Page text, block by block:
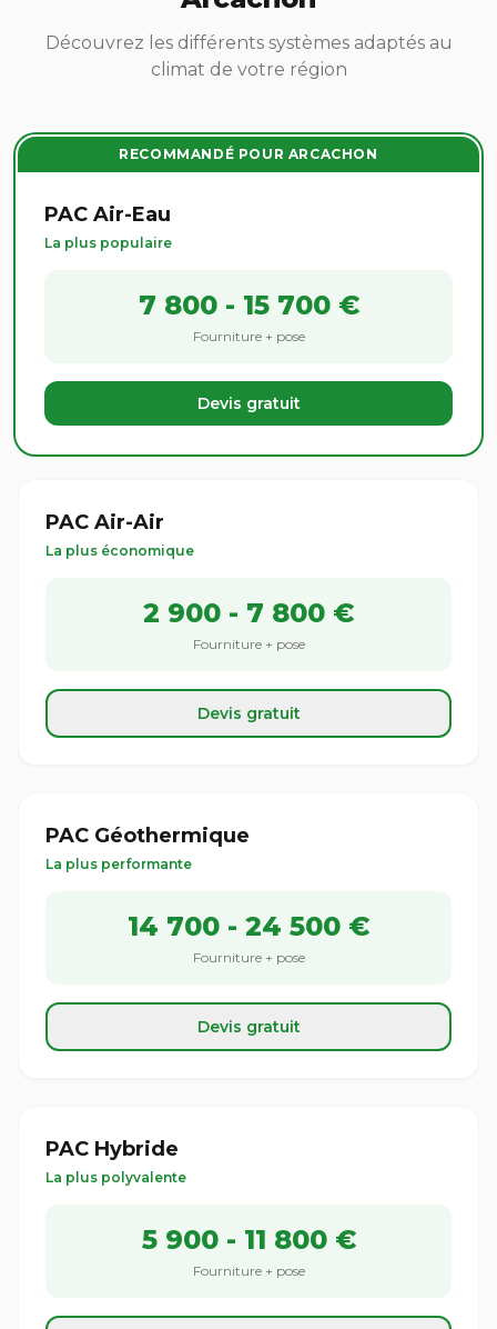
Découvrez les différents systèmes adaptés au
climat de votre région
RECOMMANDÉ POUR ARCACHON
PAC Air-Eau
La plus populaire
7 800 - 15 700 €
Fourniture + pose
Devis gratuit
PAC Air-Air
La plus économique
2 900 - 7 800 €
Fourniture + pose
Devis gratuit
PAC Géothermique
La plus performante
14 700 - 24 500 €
Fourniture + pose
Devis gratuit
PAC Hybride
La plus polyvalente
5 900 - 11 800 €
Fourniture + pose